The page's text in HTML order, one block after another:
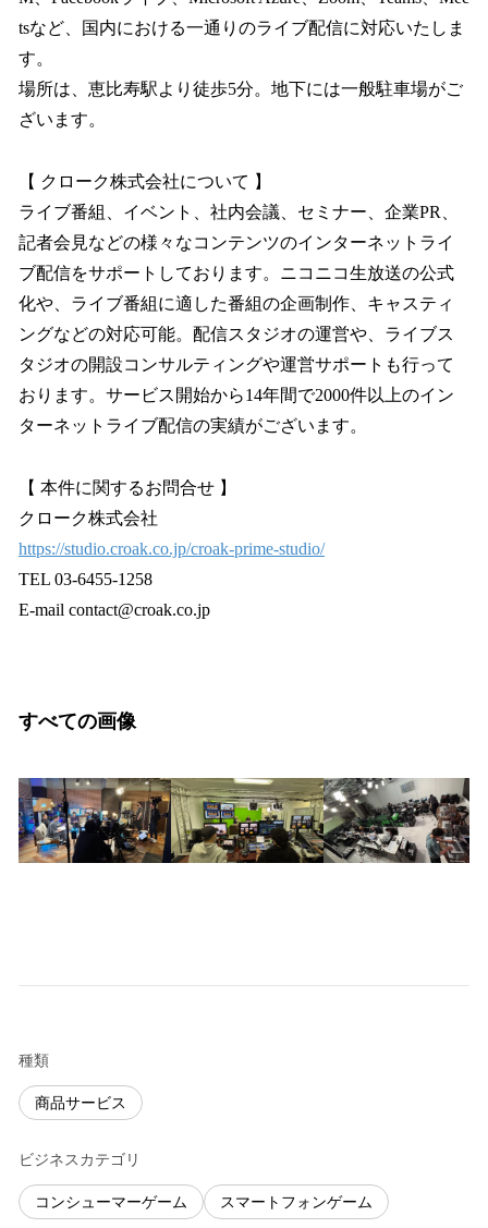
tsなど、国内における一通りのライブ配信に対応いたしま
す。
場所は、恵比寿駅より徒歩5分。地下には一般駐車場がご
ざいます。
【 クローク株式会社について 】
ライブ番組、イベント、社内会議、セミナー、企業PR、
記者会見などの様々なコンテンツのインターネットライ
ブ配信をサポートしております。ニコニコ生放送の公式
化や、ライブ番組に適した番組の企画制作、キャスティ
ングなどの対応可能。配信スタジオの運営や、ライブス
タジオの開設コンサルティングや運営サポートも行って
おります。サービス開始から14年間で2000件以上のイン
ターネットライブ配信の実績がございます。
【 本件に関するお問合せ 】
クローク株式会社
https://studio.croak.co.jp/croak-prime-studio/
TEL 03-6455-1258
E-mail contact@croak.co.jp
すべての画像
種類
商品サービス
ビジネスカテゴリ
コンシューマーゲーム スマートフォンゲーム